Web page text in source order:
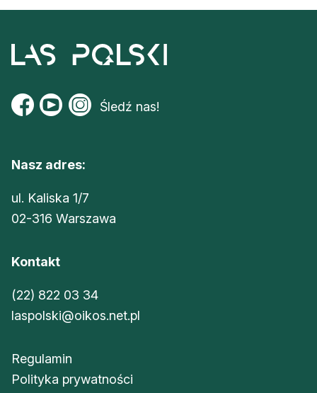
Śledź nas!
Nasz adres:
ul. Kaliska 1/7
02-316 Warszawa
Kontakt
(22) 822 03 34
laspolski@oikos.net.pl
Regulamin
Polityka prywatności